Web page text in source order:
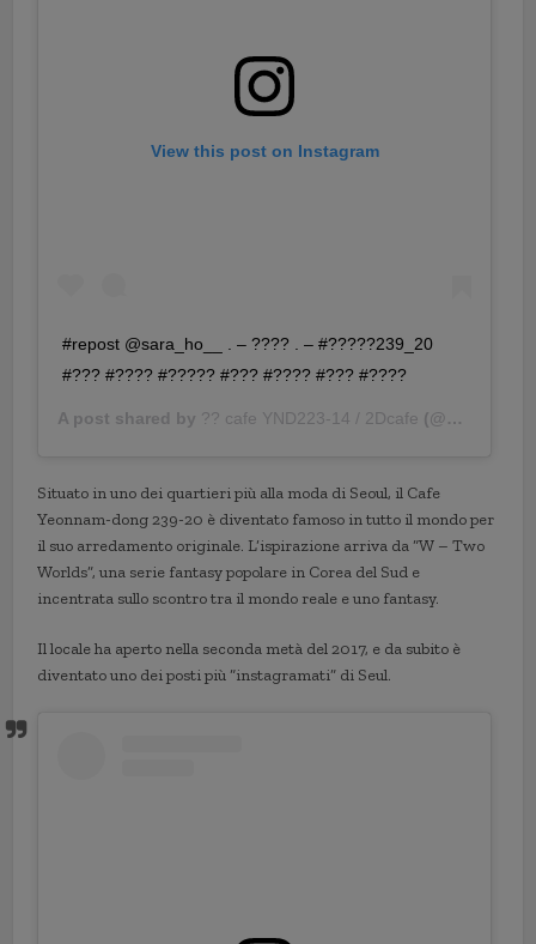
View this post on Instagram
#repost @sara_ho__ . – ???? . – #?????239_20
#??? #???? #????? #??? #???? #??? #????
A post shared by ?? cafe YND223-14 / 2Dcafe (@ynd239.20_cafe) on
Situato in uno dei quartieri più alla moda di Seoul, il Cafe
Yeonnam-dong 239-20 è diventato famoso in tutto il mondo per
il suo arredamento originale. L’ispirazione arriva da “W – Two
Worlds”, una serie fantasy popolare in Corea del Sud e
incentrata sullo scontro tra il mondo reale e uno fantasy.
Il locale ha aperto nella seconda metà del 2017, e da subito è
diventato uno dei posti più “instagramati” di Seul.